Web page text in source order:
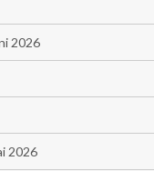
2026
2026